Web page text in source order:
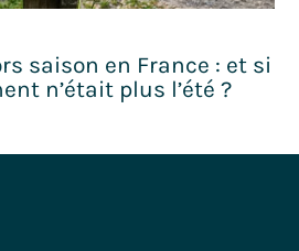
saison en France : et si
n’était plus l’été ?